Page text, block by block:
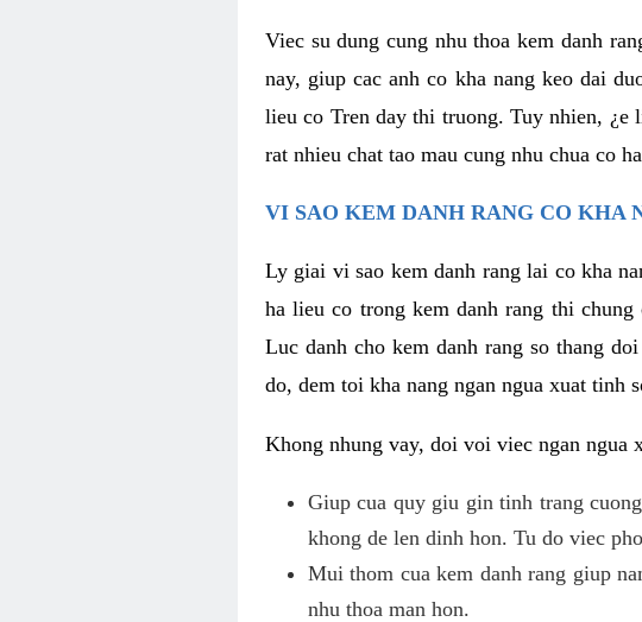
Viec su dung cung nhu thoa kem danh
nay, giup cac anh co kha nang keo dai
lieu co Tren day thi truong. Tuy nhien, ¿e
rat nhieu chat tao mau cung nhu chua co
VI SAO KEM DANH RANG CO KHA
Ly giai vi sao kem danh rang lai co kha
ha lieu co trong kem danh rang thi
Luc danh cho kem danh rang so thang
do, dem toi kha nang ngan ngua xuat tinh
Khong nhung vay, doi voi viec ngan ngua
Giup cua quy giu gin tinh trang
khong de len dinh hon. Tu do viec
Mui thom cua kem danh rang giup
nhu thoa man hon.